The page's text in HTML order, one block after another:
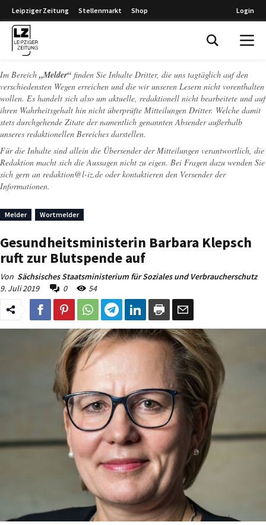
Leipziger Zeitung Stellenmarkt Shop Login
Im Bereich „Melder“ finden Sie Inhalte Dritter, die uns tagtäglich auf den
verschiedensten Wegen erreichen und die wir unseren Lesern nicht vorenthalten
wollen. Es handelt sich also um aktuelle, redaktionell nicht bearbeitete und auf
ihren Wahrheitsgehalt hin nicht überprüfte Mitteilungen Dritter. Welche damit
stets durchgehende Zitate der namentlich genannten Absender außerhalb
unseres redaktionellen Bereiches darstellen.
Für die Inhalte sind allein die Übersender der Mitteilungen verantwortlich, die
Redaktion macht sich die Aussagen nicht zu eigen. Bei Fragen dazu wenden Sie
sich gern an redaktion@l-iz.de oder kontaktieren den Versender der
Informationen.
Melder Wortmelder
Gesundheitsministerin Barbara Klepsch
ruft zur Blutspende auf
Von Sächsisches Staatsministerium für Soziales und Verbraucherschutz
9. Juli 2019
0 54